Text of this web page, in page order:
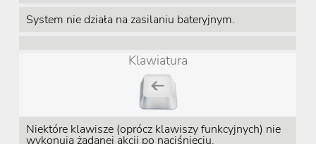
System nie działa na zasilaniu bateryjnym.
Klawiatura
Niektóre klawisze (oprócz klawiszy funkcyjnych) nie
wykonują żądanej akcji po naciśnięciu.